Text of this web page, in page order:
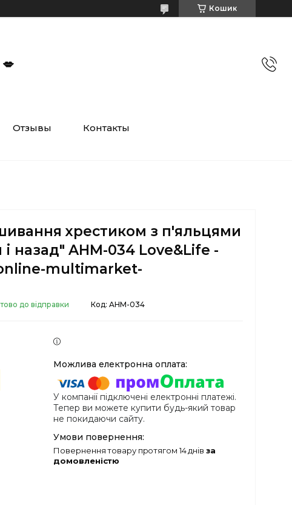
Кошик
Отзывы Контакты
хрестиком з п'яльцями
назад" AHM-034 Love&Life -
multimarket-
до відправки Код: AHM-034
У компанії підключені електронні платежі.
Тепер ви можете купити будь-який товар
не покидаючи сайту.
повернення товару протягом 14 днів за
домовленістю